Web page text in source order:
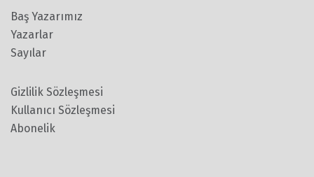
Baş Yazarımız
Yazarlar
Sayılar
Gizlilik Sözleşmesi
Kullanıcı Sözleşmesi
Abonelik